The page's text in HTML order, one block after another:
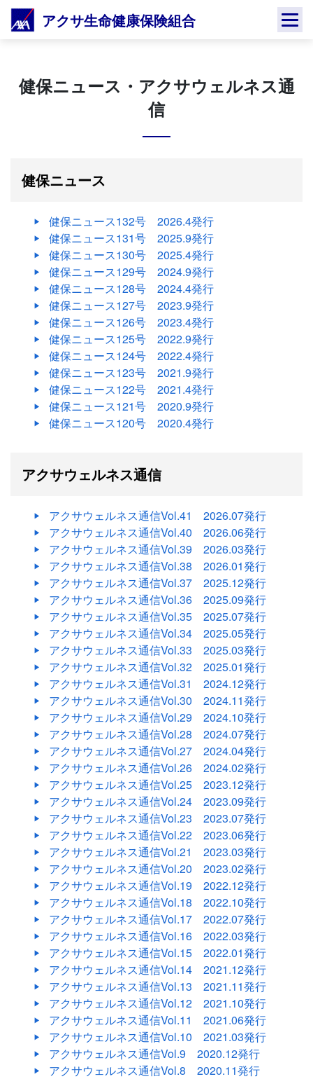
Skip
アクサ生命健康保険組合
健保ニュース・アクサウェルネス通
信
健保ニュース
健保ニュース132号 2026.4発行
健保ニュース131号 2025.9発行
健保ニュース130号 2025.4発行
健保ニュース129号 2024.9発行
健保ニュース128号 2024.4発行
健保ニュース127号 2023.9発行
健保ニュース126号 2023.4発行
健保ニュース125号 2022.9発行
健保ニュース124号 2022.4発行
健保ニュース123号 2021.9発行
健保ニュース122号 2021.4発行
健保ニュース121号 2020.9発行
健保ニュース120号 2020.4発行
アクサウェルネス通信
アクサウェルネス通信Vol.41
2026.07発行
アクサウェルネス通信Vol.40 2026.06発行
アクサウェルネス通信Vol.39 2026.03発行
アクサウェルネス通信Vol.38 2026.01発行
アクサウェルネス通信Vol.37 2025.12発行
アクサウェルネス通信Vol.36 2025.09発行
アクサウェルネス通信Vol.35 2025.07発行
アクサウェルネス通信Vol.34 2025.05発行
アクサウェルネス通信Vol.33 2025.03発行
アクサウェルネス通信Vol.32 2025.01発行
アクサウェルネス通信Vol.31
2024.12発行
アクサウェルネス通信Vol.30 2024.11発行
アクサウェルネス通信Vol.29 2024.10発行
アクサウェルネス通信Vol.28 2024.07発行
アクサウェルネス通信Vol.27 2024.04発行
アクサウェルネス通信Vol.26 2024.02発行
アクサウェルネス通信Vol.25 2023.12発行
アクサウェルネス通信Vol.24 2023.09発行
アクサウェルネス通信Vol.23 2023.07発行
アクサウェルネス通信Vol.22 2023.06発行
アクサウェルネス通信Vol.21
2023.03発行
アクサウェルネス通信Vol.20 2023.02発行
アクサウェルネス通信Vol.19 2022.12発行
アクサウェルネス通信Vol.18 2022.10発行
アクサウェルネス通信Vol.17 2022.07発行
アクサウェルネス通信Vol.16 2022.03発行
アクサウェルネス通信Vol.15 2022.01発行
アクサウェルネス通信Vol.14 2021.12発行
アクサウェルネス通信Vol.13 2021.11発行
アクサウェルネス通信Vol.12 2021.10発行
アクサウェルネス通信Vol.11
2021.06発行
アクサウェルネス通信Vol.10 2021.03発行
アクサウェルネス通信Vol.9 2020.12発行
アクサウェルネス通信Vol.8 2020.11発行